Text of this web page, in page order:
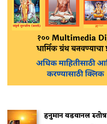
हनुमान वडवानल स्तोत्र